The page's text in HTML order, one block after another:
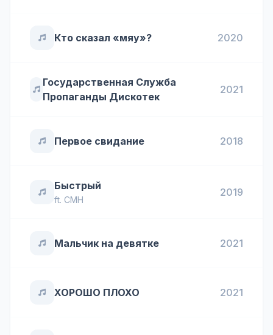
Кто сказал «мяу»? 2020
Государственная Служба
Пропаганды Дискотек
2021
Первое свидание 2018
Быстрый
ft. CMH
2019
Мальчик на девятке 2021
ХОРОШО ПЛОХО 2021